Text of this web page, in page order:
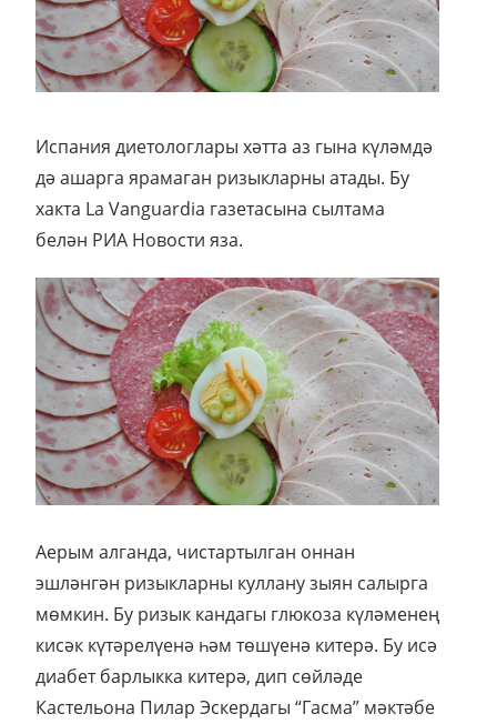
Испания диетологлары хәтта аз гына күләмдә
дә ашарга ярамаган ризыкларны атады. Бу
хакта La Vanguardia газетасына сылтама
белән РИА Новости яза.
Аерым алганда, чистартылган оннан
эшләнгән ризыкларны куллану зыян салырга
мөмкин. Бу ризык кандагы глюкоза күләменең
кисәк күтәрелүенә һәм төшүенә китерә. Бу исә
диабет барлыкка китерә, дип сөйләде
Кастельона Пилар Эскердагы “Гасма” мәктәбе